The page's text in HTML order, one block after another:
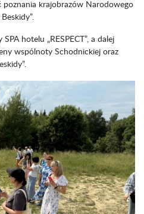
krajobrazów Narodowego
hotelu „RESPECT”, a dalej
wspólnoty Schodnickiej oraz